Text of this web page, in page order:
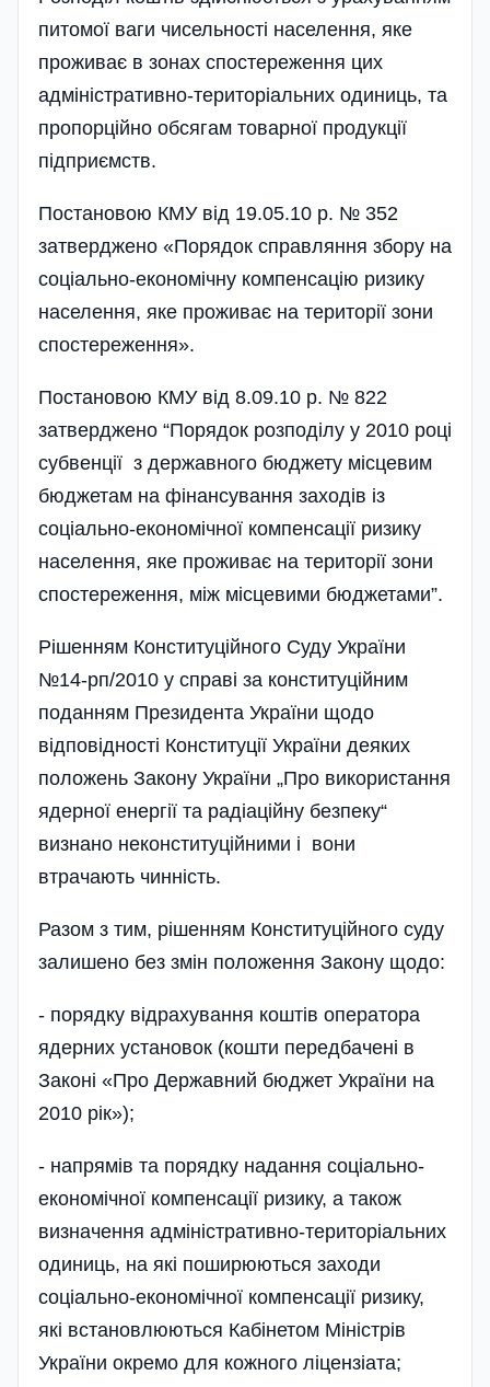
питомої ваги чисельності населення, яке
проживає в зонах спостереження цих
адміністративно-територіальних одиниць, та
пропорційно обсягам товарної продукції
підприємств.
Постановою КМУ від 19.05.10 р. № 352
затверджено «Порядок справляння збору на
соціально-економічну компенсацію ризику
населення, яке проживає на території зони
спостереження».
Постановою КМУ від 8.09.10 р. № 822
затверджено “Порядок розподілу у 2010 році
субвенції з державного бюджету місцевим
бюджетам на фінансування заходів із
соціально-економічної компенсації ризику
населення, яке проживає на території зони
спостереження, між місцевими бюджетами”.
Рішенням Конституційного Суду України
№14-рп/2010 у справі за конституційним
поданням Президента України щодо
відповідності Конституції України деяких
положень Закону України „Про використання
ядерної енергії та радіаційну безпеку“
визнано неконституційними і вони
втрачають чинність.
Разом з тим, рішенням Конституційного суду
залишено без змін положення Закону щодо:
- порядку відрахування коштів оператора
ядерних установок (кошти передбачені в
Законі «Про Державний бюджет України на
2010 рік»);
- напрямів та порядку надання соціально-
економічної компенсації ризику, а також
визначення адміністративно-територіальних
одиниць, на які поширюються заходи
соціально-економічної компенсації ризику,
які встановлюються Кабінетом Міністрів
України окремо для кожного ліцензіата;